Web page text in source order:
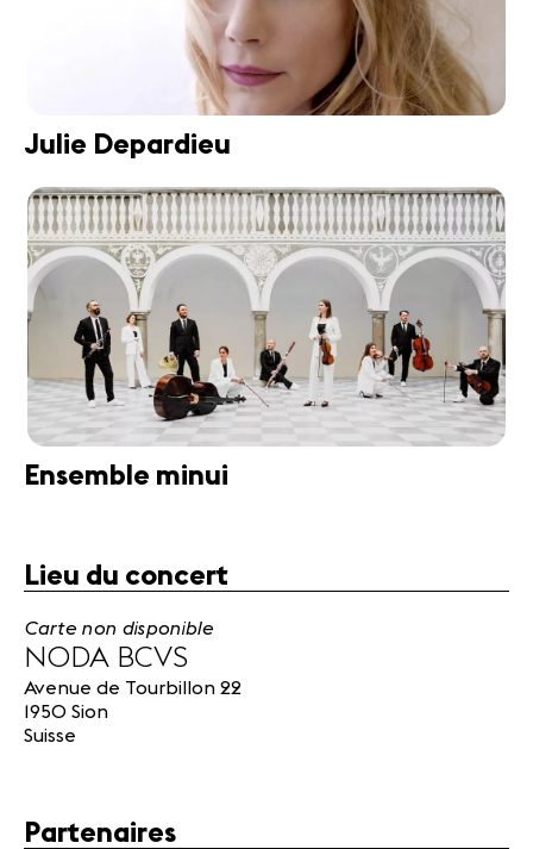
Julie Depardieu
Ensemble minui
Lieu du concert
Carte non disponible
NODA BCVS
Avenue de Tourbillon 22
1950 Sion
Suisse
Partenaires